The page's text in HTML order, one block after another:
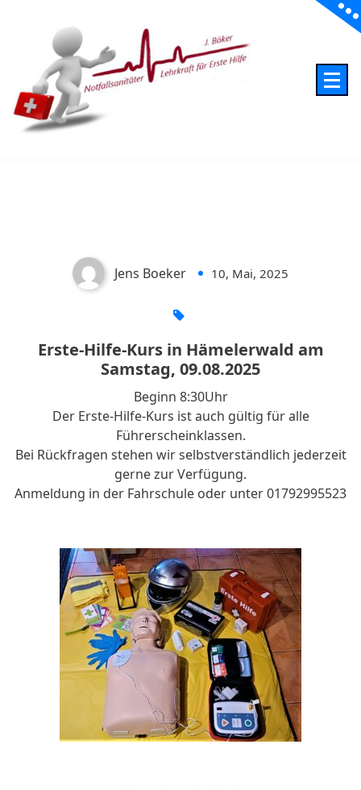
Jens Boeker 10, Mai, 2025
Erste-Hilfe-Kurs in Hämelerwald am
Samstag, 09.08.2025
Beginn 8:30Uhr
Der Erste-Hilfe-Kurs ist auch gültig für alle
Führerscheinklassen.
Bei Rückfragen stehen wir selbstverständlich jederzeit
gerne zur Verfügung.
Anmeldung in der Fahrschule oder unter 01792995523